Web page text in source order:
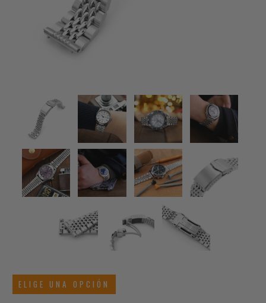
ELIGE UNA OPCIÓN